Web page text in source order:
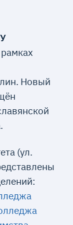
Новый
(ул.